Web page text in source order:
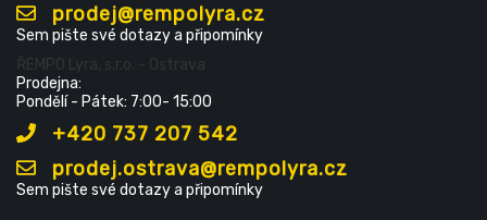
prodej@rempolyra.cz
Sem pište své dotazy a připomínky
ŘEMPO Lyra, s.r.o. - Ostrava
Prodejna:
Pondělí - Pátek: 7:00- 15:00
+420 737 207 542
prodej.ostrava@rempolyra.cz
Sem pište své dotazy a připomínky